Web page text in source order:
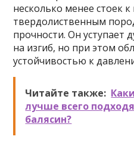
несколько менее стоек
твердолиственным
прочности. Он уступает
на изгиб, но при этом
устойчивостью к
Читайте также:
лучше всего
балясин?